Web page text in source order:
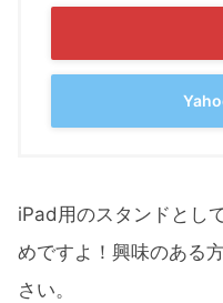
iPad用のスタンドとし
めですよ！興味のある
さい。